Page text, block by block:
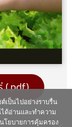
(.pdf)
เป็นไปอย่างราบรื่น
ด้อ่านและทำความ
โยบายการคุ้มครอง